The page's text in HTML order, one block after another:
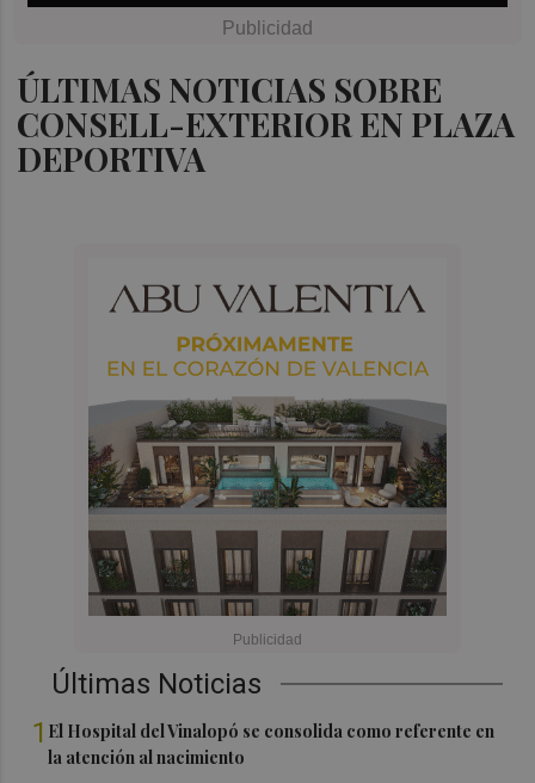
ÚLTIMAS NOTICIAS SOBRE
CONSELL-EXTERIOR EN PLAZA
DEPORTIVA
Últimas Noticias
1 El Hospital del Vinalopó se consolida como referente en
la atención al nacimiento